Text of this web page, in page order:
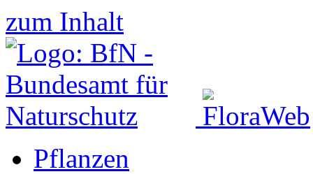
zum Inhalt
Pflanzen